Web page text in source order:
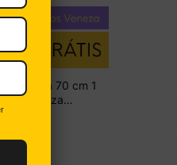
Cozinha 70 cm 1
Veneza